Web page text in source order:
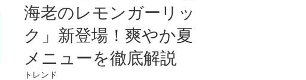
海老のレモンガーリッ
ク」新登場！爽やか夏
メニューを徹底解説
トレンド